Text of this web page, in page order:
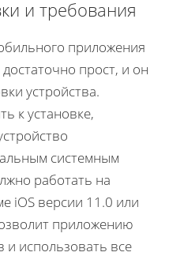
и требования
приложения
прост, и он
устройства.
к установке,
системным
работать на
iOS версии 11.0 или
приложению
и использовать все